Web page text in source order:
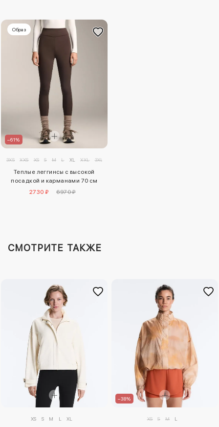
–61%
Образ
3XS XXS XS S M L XL XXL 3XL
Теплые леггинсы с высокой
посадкой и карманами 70 см
2730 ₽
6970 ₽
СМОТРИТЕ ТАКЖЕ
XS S M L XL
–38%
XS S M L